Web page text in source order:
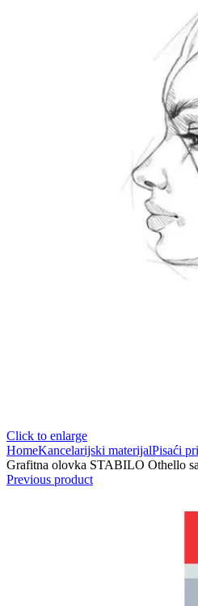
Click to enlarge
HomeKancelarijski materijalPisaći
Grafitna olovka STABILO Othello
Previous product